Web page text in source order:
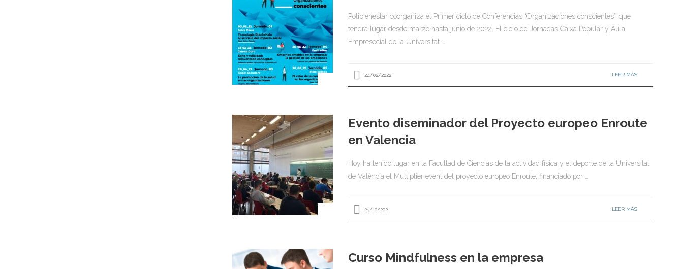
Polibienestar coorganiza el Primer ciclo de Conferencias “Organizaciones conscientes”, que
tendrá lugar desde marzo hasta junio de 2022. El ciclo de Jornadas Caixa Popular y Aula
Empresocial de la Universitat …
24/02/2022 LEER MÁS
Evento diseminador del Proyecto europeo Enroute
en Valencia
Hoy ha tenido lugar en la Facultad de Ciencias de la actividad física y el deporte de la Universitat
de València el Multiplier event del proyecto europeo Enroute, financiado por …
25/10/2021 LEER MÁS
Curso Mindfulness en la empresa